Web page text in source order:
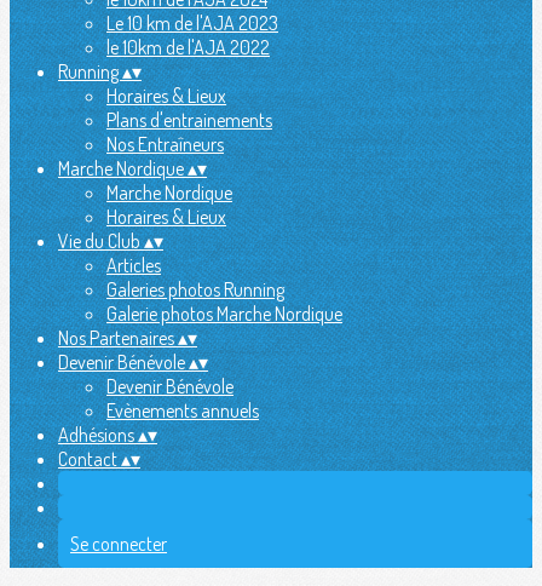
Le 10 km de l'AJA 2023
le 10km de l'AJA 2022
Running▴▾
Horaires & Lieux
Plans d'entrainements
Nos Entraîneurs
Marche Nordique▴▾
Marche Nordique
Horaires & Lieux
Vie du Club▴▾
Articles
Galeries photos Running
Galerie photos Marche Nordique
Nos Partenaires▴▾
Devenir Bénévole▴▾
Devenir Bénévole
Evènements annuels
Adhésions▴▾
Contact▴▾
Se connecter